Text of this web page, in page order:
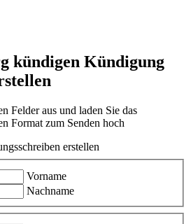
kündigen Kündigung
Felder aus und laden Sie das
Format zum Senden hoch
erstellen
Vorname
Nachname